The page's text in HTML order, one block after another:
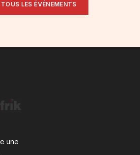
LES ÉVÉNEMENTS
une